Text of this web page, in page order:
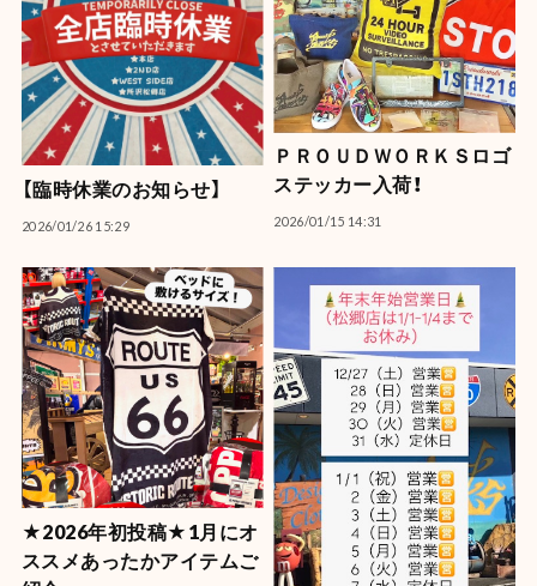
【臨時休業のお知らせ】
2026/01/26 15:29
ＰＲＯＵＤＷＯＲＫＳロゴ
ステッカー入荷！
2026/01/15 14:31
★2026年初投稿★1月にオ
ススメあったかアイテムご